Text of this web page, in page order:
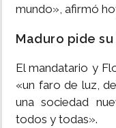
mundo», afirmó
Maduro pide
El mandatario y
«un faro de luz,
una sociedad
todos y todas».